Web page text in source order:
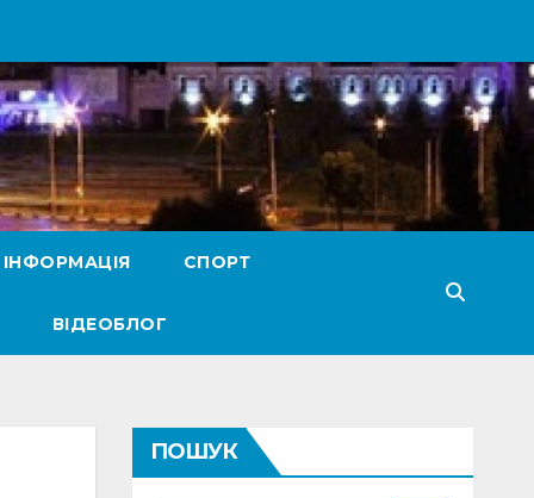
СПОРТ
ВІДЕОБЛОГ
ПОШУК